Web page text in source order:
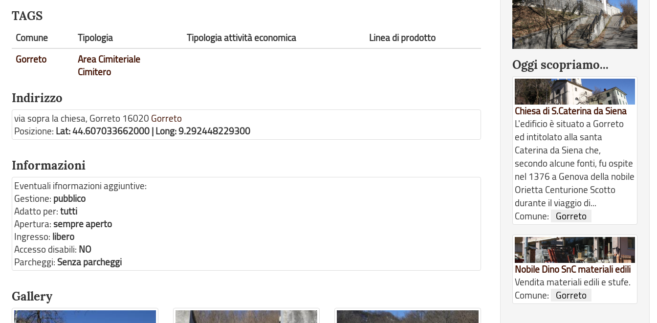
TAGS
Comune Tipologia Tipologia attività economica
Linea di prodotto
Gorreto
Area Cimiteriale
Cimitero
Indirizzo
via sopra la chiesa, Gorreto 16020 Gorreto
Posizione: Lat: 44.607033662000 | Long: 9.292448229300
Informazioni
Eventuali ifnormazioni aggiuntive:
Gestione: pubblico
Adatto per:tutti
Apertura:sempre aperto
Ingresso: libero
Accesso disabili: NO
Parcheggi: Senza parcheggi
Gallery
Oggi scopriamo...
Chiesa di S.Caterina da Siena
L'edificio è situato a Gorreto
ed intitolato alla santa
Caterina da Siena che,
secondo alcune fonti, fu ospite
nel 1376 a Genova della nobile
Orietta Centurione Scotto
durante il viaggio di...
Comune:
Gorreto
Nobile Dino SnC materiali edili
Vendita materiali edili e stufe.
Comune:
Gorreto